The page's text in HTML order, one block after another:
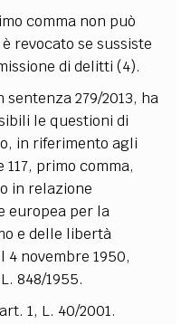
comma non può
revocato se sussiste
di delitti(4).
279/2013, ha
le questioni di
in riferimento agli
primo comma,
in relazione
europea per la
e delle libertà
4 novembre 1950,
848/1955.
1, L. 40/2001.